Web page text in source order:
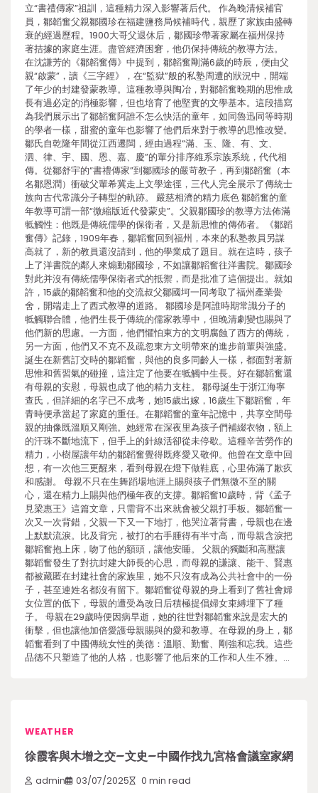
立“書禮傳家”祖訓，這種精力深入影響著后代。 作為晚清候補官
員，鄒韜奮父親鄒國珍在福建鹽務局候補時代，親歷了家族由盛轉
衰的經過歷程。1900大哥父退休后，鄒國珍帶著家屬在福州保持
著拮據的家庭生涯。盡管經濟困窘，他仍保持傳統的教導方法。
在沈謙芳的《鄒韜奮傳》中提到，鄒韜奮剛滿6歲的時辰，便由父
親“啟蒙”，讀《三字經》，在“監獄”般的私塾周遭的狀況中，開端
了年少的封建發蒙教導。這種教導與陶冶，對鄒韜奮晚期的思惟成
長有過必定的消極影響，但也培育了他堅實的文學基本。這段描寫
為我們展示出了鄒韜奮阿誰不怎么快活的童年，如同魯迅同等時期
的學者一樣，甜蜜的童年也影響了他們后來對于教導的思惟改變。
鄒氏自乾隆年間從江西遷閩，經由過程“滿、玉、隆、有、文、
泗、律、宇、國、恩、嘉、慶”的輩分排序維系宗族系統，代代相
傳。從鄒舒宇的“書禮傳家”到鄒國珍的嚴苛教子，再到鄒韜奮（本
名鄒恩潤）衝破父輩希冀走上文學途徑，三代人完全展示了傳統士
族向古代常識分子轉型的軌跡。 嚴慈相濟的精力底色 鄒韜奮的童
年教導可謂一部“微縮版近代發蒙史”。父親鄒國珍的教導方法佈滿
牴觸性：他既是傳統儒學的保衛者，又是新思惟的傳佈者。《鄒韜
奮傳》記錄，1909年春，鄒韜奮回到福州，本來的私塾教員另謀
高就了，新的教員還沒請到，他的學業成了題目。就在這時，孩子
上了洋書院的鄰人來煽動鄒國珍，不如讓鄒韜奮往洋書院。鄒國珍
對此并沒有傳統儒學保衛者式的抵禦，而是批准了這個提出。就如
許，15歲的鄒韜奮和他的交流叔父鄒國坷一同考取了福州產業黌
舍，開端走上了西式教導的道路。 鄒國珍是阿誰時期常識分子的
牴觸聯合體，他們生長于傳統的儒家教導中，但晚清劇變也賜與了
他們新的思慮。一方面，他們懼怕東方的文明腐蝕了西方的傳統，
另一方面，他們又不克不及疏忽東方文明帶來的進步前輩與強盛。
誕生在新舊訂交時的鄒韜奮，與他的良多同齡人一樣，都面對著新
思惟和舊習氣的碰撞，這注定了他要在牴觸中生長。好在鄒韜奮還
有母親的安慰，母親也成了他的精力支柱。 鄒母誕生于浙江海寧
查氏，但詳細的名字已不成考，她15歲出嫁，16歲生下鄒韜奮，年
青時便承當起了家庭的重任。在鄒韜奮的童年記憶中，共享空間母
親的抽像既溫順又剛強。她經常在深夜里為孩子們補綴衣物，額上
的汗珠不斷地流下，但手上的針線活卻從未停歇。這種辛苦勞作的
精力，小樹屋讓年幼的鄒韜奮覺得既疼愛又敬仰。他曾在文章中回
想，有一次他三更醒來，看到母親在燈下做鞋底，心里佈滿了歉疚
和感謝。 母親不只在生舞蹈場地涯上賜與孩子們無微不至的關
心，還在精力上賜與他們極年夜的支撐。鄒韜奮10歲時，背《孟子
見梁惠王》這篇文章，只需背不出來就會被父親打手板。鄒韜奮一
次又一次背錯，父親一下又一下地打，他哭泣著背書，母親也在邊
上默默流淚。比及背完，被打的右手腫得有半寸高，而母親含淚把
鄒韜奮抱上床，吻了他的額頭，讓他安睡。 父親的獨斷和高壓讓
鄒韜奮發生了對抗封建大師長的心思，而母親的謙讓、能干、賢惠
都被藏匿在封建社會的家族里，她不只沒有成為公共社會中的一份
子，甚至連姓名都沒有留下。鄒韜奮從母親的身上看到了舊社會婦
女位置的低下，母親的遭受為改日后積極提倡婦女束縛埋下了種
子。 母親在29歲時便因病早逝，她的往世對鄒韜奮來說是宏大的
衝擊，但也讓他加倍愛護母親賜與的愛和教導。在母親的身上，鄒
韜奮看到了中國傳統女性的美德：溫順、勤奮、剛強和忘我。這些
品德不只塑造了他的人格，也影響了他后來的工作和人生不雅。…
WEATHER
徐霞客與木增之交–文史–中國作找九宮格會議室家網
admin 03/07/2025 0 min read